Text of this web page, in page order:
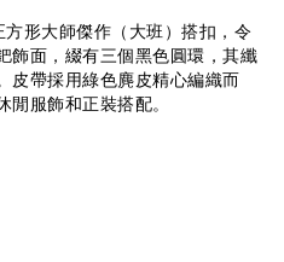
形大師傑作（大班）搭扣，令
飾面，綴有三個黑色圓環，其纖
皮帶採用綠色麂皮精心編織而
閒服飾和正裝搭配。